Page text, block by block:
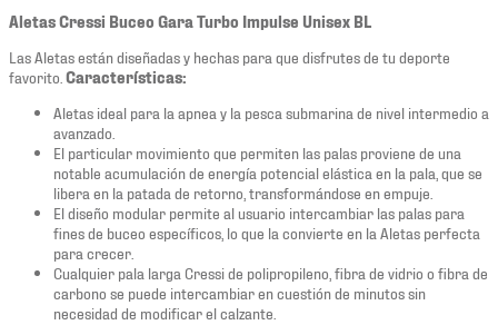
Aletas Cressi Buceo Gara Turbo Impulse Unisex BL
Las Aletas están diseñadas y hechas para que disfrutes de tu deporte
favorito. Características:
Aletas ideal para la apnea y la pesca submarina de nivel intermedio a
avanzado.
El particular movimiento que permiten las palas proviene de una
notable acumulación de energía potencial elástica en la pala, que se
libera en la patada de retorno, transformándose en empuje.
El diseño modular permite al usuario intercambiar las palas para
fines de buceo específicos, lo que la convierte en la Aletas perfecta
para crecer.
Cualquier pala larga Cressi de polipropileno, fibra de vidrio o fibra de
carbono se puede intercambiar en cuestión de minutos sin
necesidad de modificar el calzante.